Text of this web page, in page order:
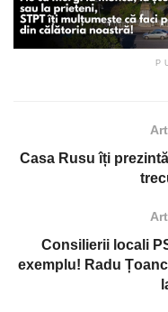
Casa Rusu îți
Consilierii locali
exemplu! Radu